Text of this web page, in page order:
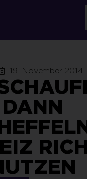
19. November 2014
DANN